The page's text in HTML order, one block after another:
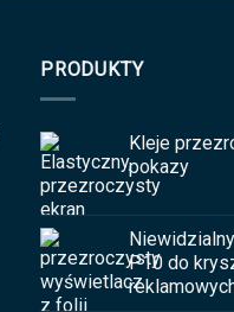
PRODUKTY
Kleje
pokazy
P10 do